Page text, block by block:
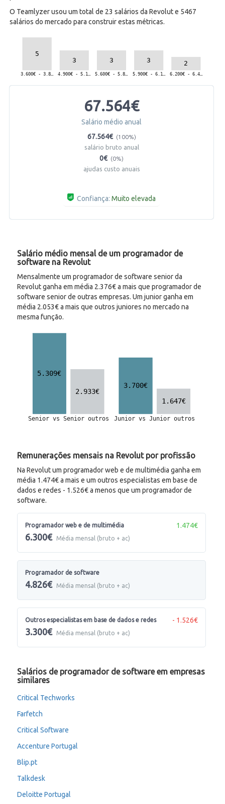
O Teamlyzer usou um total de 23 salários da Revolut e 5467
salários do mercado para construir estas métricas.
67.564€
Salário médio anual
67.564€ (100%)
salário bruto anual
0€ (0%)
ajudas custo anuais
Confiança: Muito elevada
Salário médio mensal de um programador de
software na Revolut
Mensalmente um programador de software senior da
Revolut ganha em média 2.376€ a mais que programador de
software senior de outras empresas. Um junior ganha em
média 2.053€ a mais que outros juniores no mercado na
mesma função.
Remunerações mensais na Revolut por profissão
Na Revolut um programador web e de multimédia ganha em
média 1.474€ a mais e um outros especialistas em base de
dados e redes - 1.526€ a menos que um programador de
software.
Programador web e de multimédia
6.300€ Média mensal (bruto + ac)
1.474€
Programador de software
4.826€ Média mensal (bruto + ac)
Outros especialistas em base de dados e redes
3.300€ Média mensal (bruto + ac)
- 1.526€
Salários de programador de software em empresas
similares
Critical Techworks
Farfetch
Critical Software
Accenture Portugal
Blip.pt
Talkdesk
Deloitte Portugal